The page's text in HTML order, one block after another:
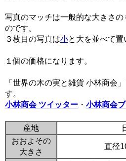
写真のマッチは一般的な大きさ
のです。
３枚目の写真は小と大を並べて置
１個の価格になります。
「世界の木の実と雑貨 小林商会
す。
小林商会 ツイッター ・ 小林商会
産地
おおよその
大きさ
直径